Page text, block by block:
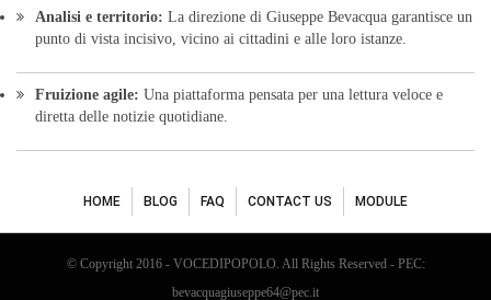
Analisi e territorio: La direzione di Giuseppe Bevacqua garantisce un
punto di vista incisivo, vicino ai cittadini e alle loro istanze.
Fruizione agile: Una piattaforma pensata per una lettura veloce e
diretta delle notizie quotidiane.
HOME BLOG FAQ CONTACT US MODULE
© Copyright 2016 - VOCEDIPOPOLO. All Rights Reserved - PEC:
bevacquagiuseppe64@pec.it